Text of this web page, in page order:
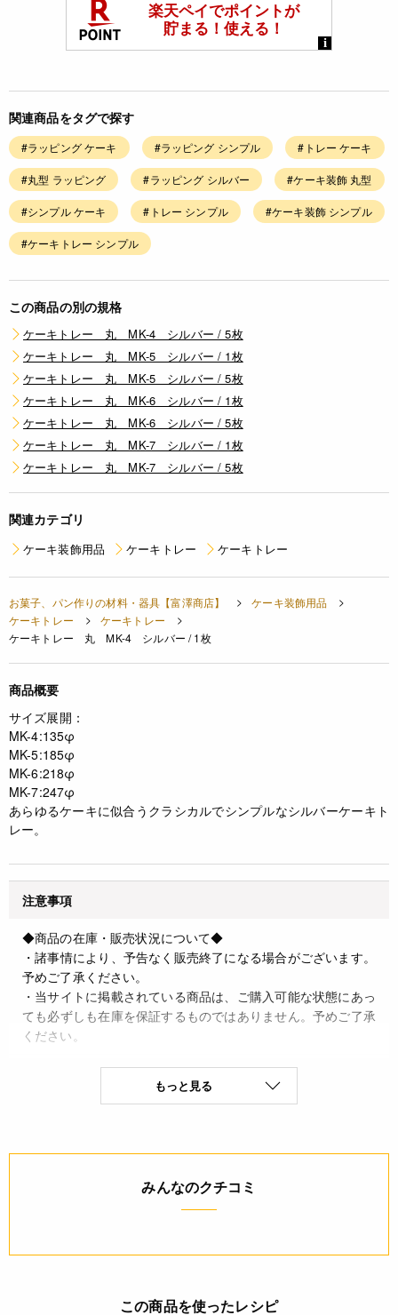
関連商品をタグで探す
#ラッピング ケーキ #ラッピング シンプル #トレー ケーキ
#丸型 ラッピング #ラッピング シルバー #ケーキ装飾 丸型
#シンプル ケーキ #トレー シンプル #ケーキ装飾 シンプル
#ケーキトレー シンプル
この商品の別の規格
ケーキトレー 丸 MK-4 シルバー / 5枚
ケーキトレー 丸 MK-5 シルバー / 1枚
ケーキトレー 丸 MK-5 シルバー / 5枚
ケーキトレー 丸 MK-6 シルバー / 1枚
ケーキトレー 丸 MK-6 シルバー / 5枚
ケーキトレー 丸 MK-7 シルバー / 1枚
ケーキトレー 丸 MK-7 シルバー / 5枚
関連カテゴリ
ケーキ装飾用品 ケーキトレー ケーキトレー
お菓子、パン作りの材料・器具【富澤商店】
ケーキ装飾用品
ケーキトレー
ケーキトレー
ケーキトレー 丸 MK-4 シルバー / 1枚
商品概要
サイズ展開：
MK-4:135φ
MK-5:185φ
MK-6:218φ
MK-7:247φ
あらゆるケーキに似合うクラシカルでシンプルなシルバーケーキト
レー。
注意事項
◆商品の在庫・販売状況について◆
・諸事情により、予告なく販売終了になる場合がございます。
予めご了承ください。
・当サイトに掲載されている商品は、ご購入可能な状態にあっ
ても必ずしも在庫を保証するものではありません。予めご了承
ください。
もっと見る
みんなのクチコミ
この商品を使ったレシピ